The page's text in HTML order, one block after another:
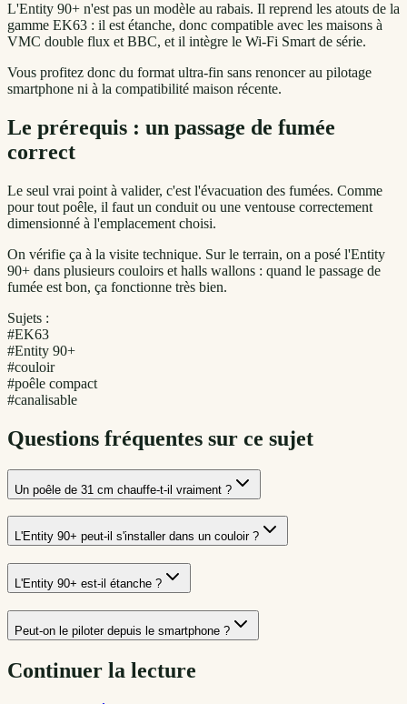
L'Entity 90+ n'est pas un modèle au rabais. Il reprend les atouts de la
gamme EK63 : il est étanche, donc compatible avec les maisons à
VMC double flux et BBC, et il intègre le Wi-Fi Smart de série.
Vous profitez donc du format ultra-fin sans renoncer au pilotage
smartphone ni à la compatibilité maison récente.
Le prérequis : un passage de fumée
correct
Le seul vrai point à valider, c'est l'évacuation des fumées. Comme
pour tout poêle, il faut un conduit ou une ventouse correctement
dimensionné à l'emplacement choisi.
On vérifie ça à la visite technique. Sur le terrain, on a posé l'Entity
90+ dans plusieurs couloirs et halls wallons : quand le passage de
fumée est bon, ça fonctionne très bien.
Sujets :
#EK63
#Entity 90+
#couloir
#poêle compact
#canalisable
Questions fréquentes sur ce sujet
Un poêle de 31 cm chauffe-t-il vraiment ?
L'Entity 90+ peut-il s'installer dans un couloir ?
L'Entity 90+ est-il étanche ?
Peut-on le piloter depuis le smartphone ?
Continuer la lecture